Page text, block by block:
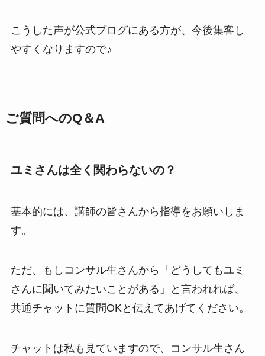
こうした声が公式ブログにある方が、今後集客し
やすくなりますので♪
ご質問へのQ＆A
ユミさんは全く関わらないの？
基本的には、講師の皆さんから指導をお願いしま
す。
ただ、もしコンサル生さんから「どうしてもユミ
さんに聞いてみたいことがある」と言われれば、
共通チャットに質問OKと伝えてあげてください。
チャットは私も見ていますので、コンサル生さん